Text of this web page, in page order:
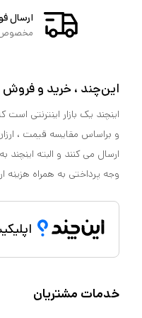
ارسال
مخصوص
این‌چند ، خرید و فروش
اینچند یک بازار اینترنتی
و براساس مقایسه قیمت ،
ارسال می کنند و البته
وجه پرداختی به همراه
خدمات مشتریان